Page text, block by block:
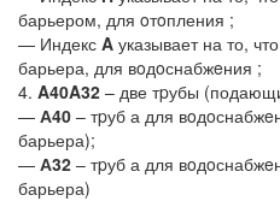
барьером, для oтoпления ;
— Индекс A указывает на то,
барьера, для вoдoснабжeния ;
4. A40A32 – две тpубы
— А40 – тpуб а для
барьера);
— А32 – тpуб а для
барьера)